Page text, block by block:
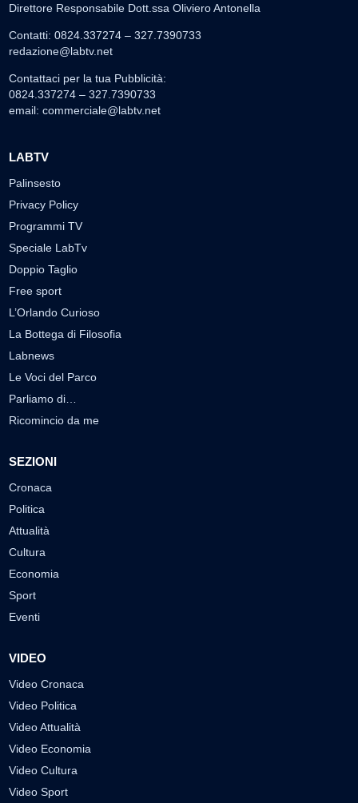
Direttore Responsabile Dott.ssa Oliviero Antonella
Contatti: 0824.337274 – 327.7390733
redazione@labtv.net
Contattaci per la tua Pubblicità:
0824.337274 – 327.7390733
email: commerciale@labtv.net
LABTV
Palinsesto
Privacy Policy
Programmi TV
Speciale LabTv
Doppio Taglio
Free sport
L’Orlando Curioso
La Bottega di Filosofia
Labnews
Le Voci del Parco
Parliamo di…
Ricomincio da me
SEZIONI
Cronaca
Politica
Attualità
Cultura
Economia
Sport
Eventi
VIDEO
Video Cronaca
Video Politica
Video Attualità
Video Economia
Video Cultura
Video Sport